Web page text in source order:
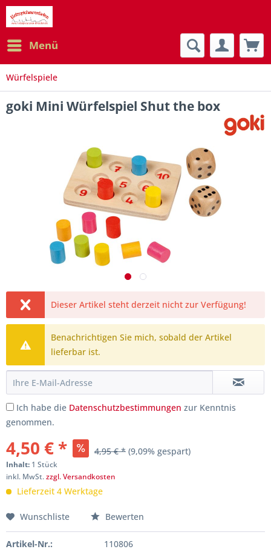
Menü
Würfelspiele
goki Mini Würfelspiel Shut the box
Dieser Artikel steht derzeit nicht zur Verfügung!
Benachrichtigen Sie mich, sobald der Artikel
lieferbar ist.
Ich habe die Datenschutzbestimmungen zur Kenntnis
genommen.
4,50 € * 4,95 € * (9,09% gespart)
Inhalt: 1 Stück
inkl. MwSt.zzgl. Versandkosten
Lieferzeit 4 Werktage
Wunschliste Bewerten
Artikel-Nr.:
110806